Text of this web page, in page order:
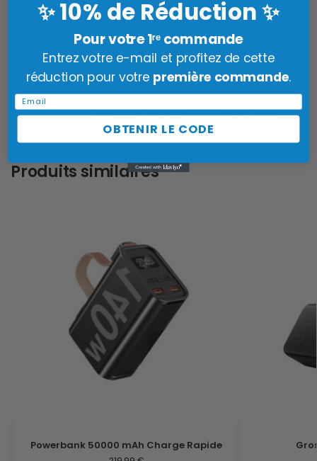
NotreChargeur Externe Puissant est un compagnon
essentiel pour quiconque dépend de ses appareils
électroniques. Elle combine une capacité élevée, une
charge rapide et une polyvalence exceptionnelle pour vous
offrir une expérience utilisateur sans compromis.
Catégories : Batteries Externes 50000mAh,Batteries
Externes Charge Rapide
Produits similaires
Powerbank 50000 mAh Charge Rapide
✨10% de Réduction✨
Pour votre 1ʳᵉ commande
Entrez votre e-mail et profitez de cette
réduction pour votre première commande.
Email
OBTENIR LE CODE